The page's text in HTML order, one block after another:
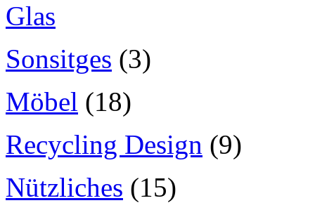
Glas
Sonsitges (3)
Möbel (18)
Recycling Design (9)
Nützliches (15)